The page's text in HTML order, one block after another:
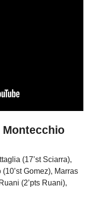
Montecchio
(17’st Sciarra),
Gomez), Marras
(2’pts Ruani),